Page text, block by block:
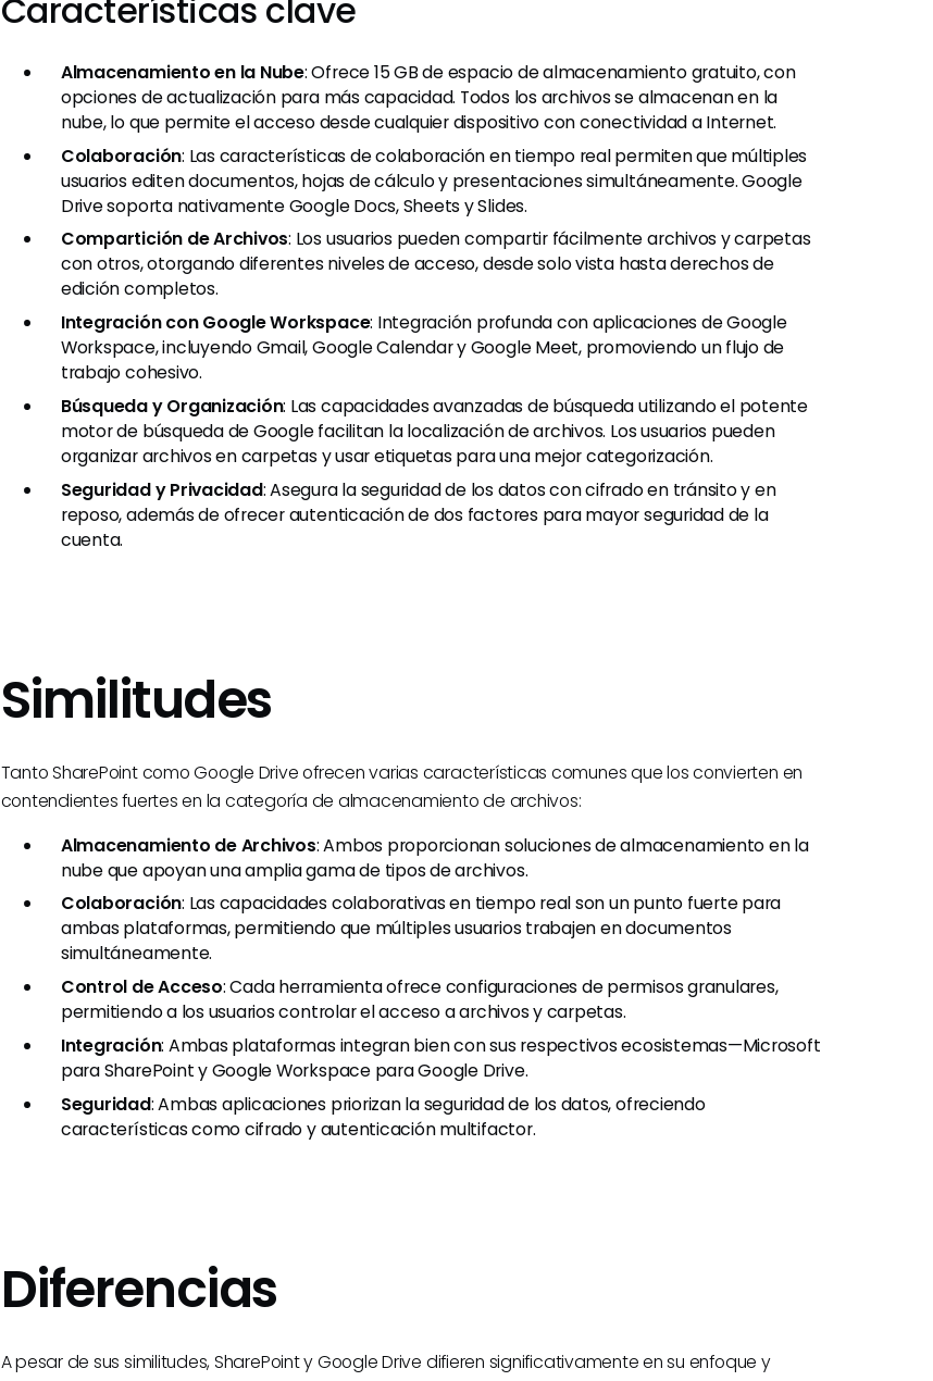
Características clave
Almacenamiento en la Nube: Ofrece 15 GB de espacio de almacenamiento gratuito, con
opciones de actualización para más capacidad. Todos los archivos se almacenan en la
nube, lo que permite el acceso desde cualquier dispositivo con conectividad a Internet.
Colaboración: Las características de colaboración en tiempo real permiten que múltiples
usuarios editen documentos, hojas de cálculo y presentaciones simultáneamente. Google
Drive soporta nativamente Google Docs, Sheets y Slides.
Compartición de Archivos: Los usuarios pueden compartir fácilmente archivos y carpetas
con otros, otorgando diferentes niveles de acceso, desde solo vista hasta derechos de
edición completos.
Integración con Google Workspace: Integración profunda con aplicaciones de Google
Workspace, incluyendo Gmail, Google Calendar y Google Meet, promoviendo un flujo de
trabajo cohesivo.
Búsqueda y Organización: Las capacidades avanzadas de búsqueda utilizando el potente
motor de búsqueda de Google facilitan la localización de archivos. Los usuarios pueden
organizar archivos en carpetas y usar etiquetas para una mejor categorización.
Seguridad y Privacidad: Asegura la seguridad de los datos con cifrado en tránsito y en
reposo, además de ofrecer autenticación de dos factores para mayor seguridad de la
cuenta.
Similitudes
Tanto SharePoint como Google Drive ofrecen varias características comunes que los convierten en
contendientes fuertes en la categoría de almacenamiento de archivos:
Almacenamiento de Archivos: Ambos proporcionan soluciones de almacenamiento en la
nube que apoyan una amplia gama de tipos de archivos.
Colaboración: Las capacidades colaborativas en tiempo real son un punto fuerte para
ambas plataformas, permitiendo que múltiples usuarios trabajen en documentos
simultáneamente.
Control de Acceso: Cada herramienta ofrece configuraciones de permisos granulares,
permitiendo a los usuarios controlar el acceso a archivos y carpetas.
Integración: Ambas plataformas integran bien con sus respectivos ecosistemas—Microsoft
para SharePoint y Google Workspace para Google Drive.
Seguridad: Ambas aplicaciones priorizan la seguridad de los datos, ofreciendo
características como cifrado y autenticación multifactor.
Diferencias
A pesar de sus similitudes, SharePoint y Google Drive difieren significativamente en su enfoque y